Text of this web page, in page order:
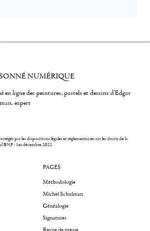
NUMÉRIQUE
en ligne des peintures, pastels et dessins d'Edgar
expert
par les dispositions légales et réglementaires sur les droits de la
BNF : 1er décembre 2022
PAGES
Méthodologie
Michel Schulman
Généalogie
Signatures